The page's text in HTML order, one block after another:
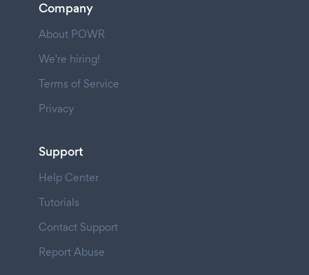
Company
About POWR
We're hiring!
Terms of Service
Privacy
Support
Help Center
Tutorials
Contact Support
Report Abuse